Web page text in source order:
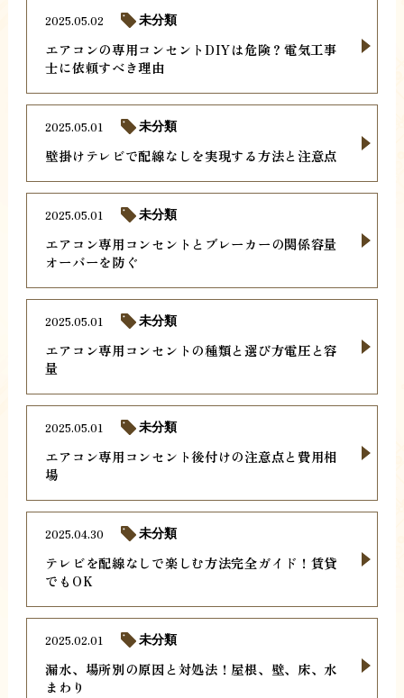
エアコンの専用コンセントDIYは危険？電気工事
士に依頼すべき理由
2025.05.02 未分類
壁掛けテレビで配線なしを実現する方法と注意点
2025.05.01 未分類
エアコン専用コンセントとブレーカーの関係容量
オーバーを防ぐ
2025.05.01 未分類
エアコン専用コンセントの種類と選び方電圧と容
量
2025.05.01 未分類
エアコン専用コンセント後付けの注意点と費用相
場
2025.05.01 未分類
テレビを配線なしで楽しむ方法完全ガイド！賃貸
でもOK
2025.04.30 未分類
漏水、場所別の原因と対処法！屋根、壁、床、水
まわり
2025.02.01 未分類